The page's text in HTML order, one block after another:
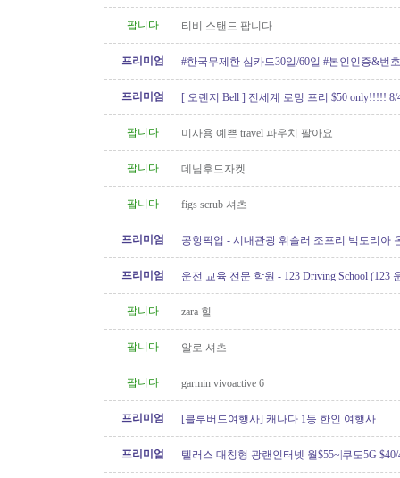
팝니다 티비 스탠드 팝니다
프리미엄 #한국무제한 심카드30일/60일 #본인인증&번
프리미엄
[ 오렌지 Bell ] 전세계 로밍 프리 $50 only!!!!!
팝니다
미사용 예쁜 travel 파우치 팔아요
팝니다 데님후드자켓
팝니다 figs scrub 셔츠
프리미엄
공항픽업 - 시내관광 휘슬러 조프리 빅토리아
프리미엄
운전 교육 전문 학원 - 123 Driving School (123
팝니다 zara 힐
팝니다 알로 셔츠
팝니다 garmin vivoactive 6
프리미엄 [블루버드여행사] 캐나다 1등 한인 여행사
프리미엄
텔러스 대칭형 광랜인터넷 월$55~|쿠도5G $40/